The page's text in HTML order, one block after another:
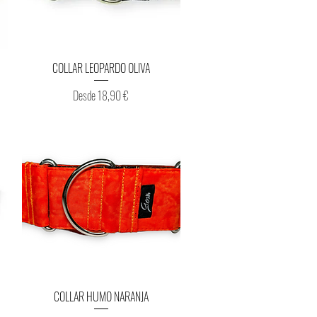
Vista rápida
COLLAR LEOPARDO OLIVA
Desde18,90 €
Precio de oferta
Vista rápida
COLLAR HUMO NARANJA